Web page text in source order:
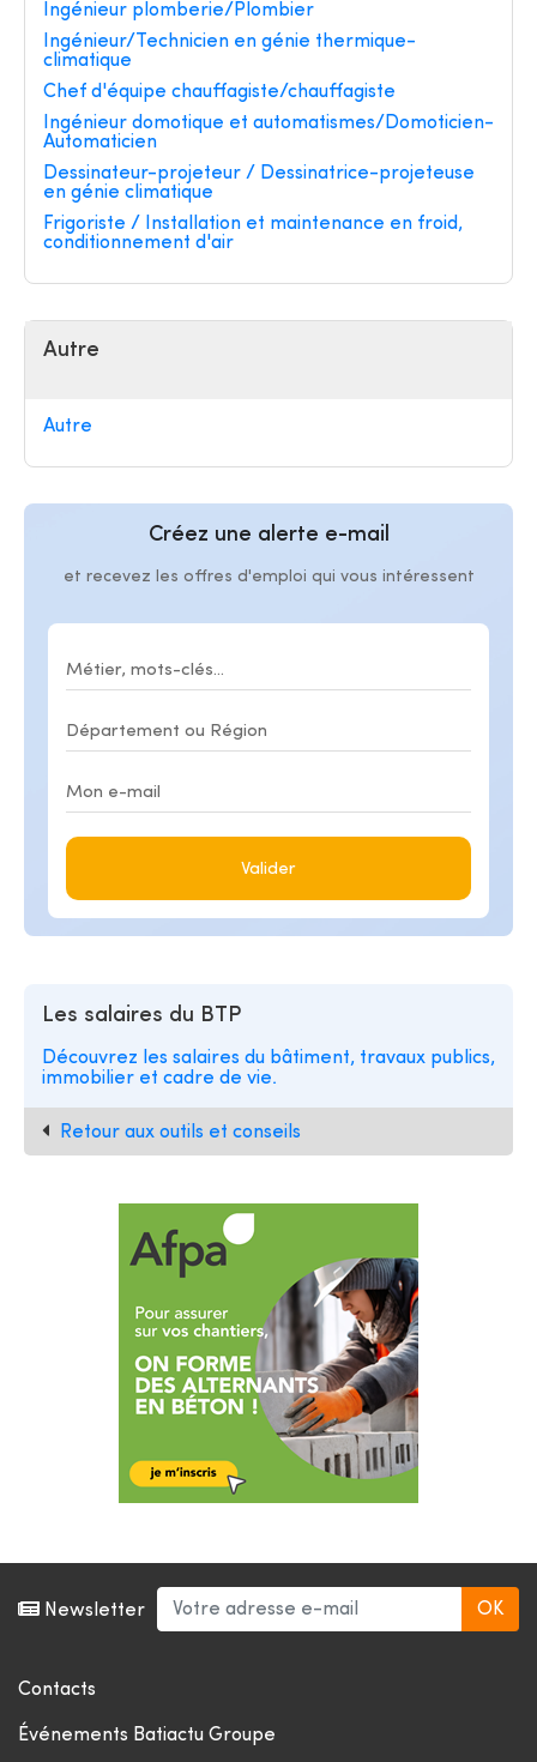
Ingénieur plomberie/Plombier
Ingénieur/Technicien en génie thermique-
climatique
Chef d'équipe chauffagiste/chauffagiste
Ingénieur domotique et automatismes/Domoticien-
Automaticien
Dessinateur-projeteur / Dessinatrice-projeteuse
en génie climatique
Frigoriste / Installation et maintenance en froid,
conditionnement d'air
Autre
Autre
Créez une alerte e-mail
et recevez les offres d'emploi qui vous intéressent
Valider
Les salaires du BTP
Découvrez les salaires du bâtiment, travaux publics,
immobilier et cadre de vie.
Retour aux outils et conseils
Newsletter
Contacts
Événements Batiactu Groupe